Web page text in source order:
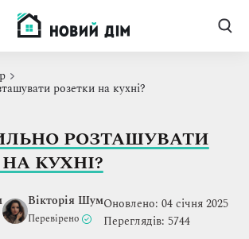
розетки на кухні?
РОЗТАШУВАТИ
КУХНІ?
Вікторія Шум
Перевірено
Оновлено: 04 січня 2025
Переглядів: 5744